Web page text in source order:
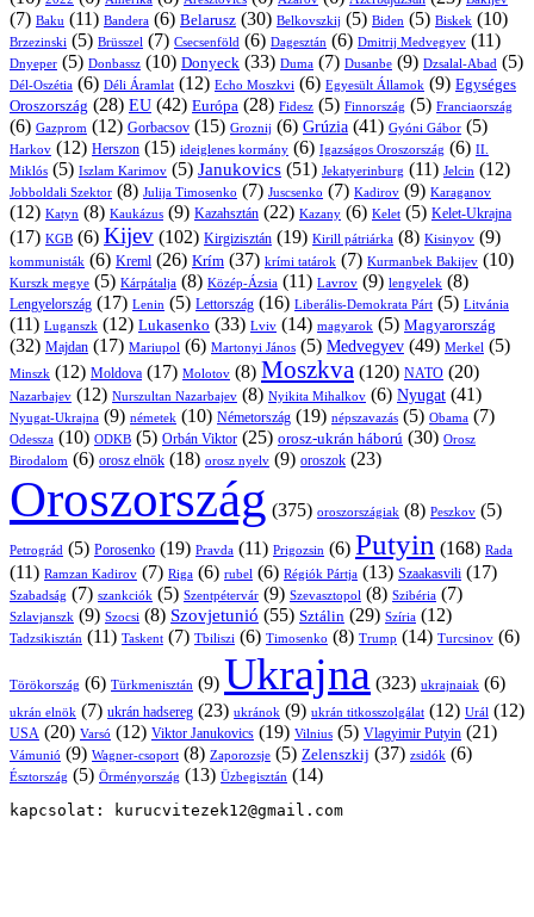
(7) Baku (11) Bandera (6) Belarusz (30) Belkovszkij (5) Biden (5) Biskek (10)
Brzezinski (5) Brüsszel (7) Csecsenföld (6) Dagesztán (6) Dmitrij Medvegyev (11)
Dnyeper (5) Donbassz (10) Donyeck (33) Duma (7) Dusanbe (9) Dzsalal-Abad (5)
Dél-Oszétia (6) Déli Áramlat (12) Echo Moszkvi (6) Egyesült Államok (9) Egységes
Oroszország (28) EU (42) Európa (28) Fidesz (5) Finnország (5) Franciaország
(6) Gazprom (12) Gorbacsov (15) Groznij (6) Grúzia (41) Gyóni Gábor (5)
Harkov (12) Herszon (15) ideiglenes kormány (6) Igazságos Oroszország (6) II.
Miklós (5) Iszlam Karimov (5) Janukovics (51) Jekatyerinburg (11) Jelcin (12)
Jobboldali Szektor (8) Julija Timosenko (7) Juscsenko (7) Kadirov (9) Karaganov
(12) Katyn (8) Kaukázus (9) Kazahsztán (22) Kazany (6) Kelet (5) Kelet-Ukrajna
(17) KGB (6) Kijev (102) Kirgizisztán (19) Kirill pátriárka (8) Kisinyov (9)
kommunisták (6) Kreml (26) Krím (37) krími tatárok (7) Kurmanbek Bakijev (10)
Kurszk megye (5) Kárpátalja (8) Közép-Ázsia (11) Lavrov (9) lengyelek (8)
Lengyelország (17) Lenin (5) Lettország (16) Liberális-Demokrata Párt (5) Litvánia
(11) Luganszk (12) Lukasenko (33) Lviv (14) magyarok (5) Magyarország
(32) Majdan (17) Mariupol (6) Martonyi János (5) Medvegyev (49) Merkel (5)
Minszk (12) Moldova (17) Molotov (8) Moszkva (120) NATO (20)
Nazarbajev (12) Nurszultan Nazarbajev (8) Nyikita Mihalkov (6) Nyugat (41)
Nyugat-Ukrajna (9) németek (10) Németország (19) népszavazás (5) Obama (7)
Odessza (10) ODKB (5) Orbán Viktor (25) orosz-ukrán háború (30) Orosz
Birodalom (6) orosz elnök (18) orosz nyelv (9) oroszok (23)
Oroszország (375) oroszországiak (8) Peszkov (5)
Petrográd (5) Porosenko (19) Pravda (11) Prigozsin (6) Putyin (168) Rada
(11) Ramzan Kadirov (7) Riga (6) rubel (6) Régiók Pártja (13) Szaakasvili (17)
Szabadság (7) szankciók (5) Szentpétervár (9) Szevasztopol (8) Szibéria (7)
Szlavjanszk (9) Szocsi (8) Szovjetunió (55) Sztálin (29) Szíria (12)
Tadzsikisztán (11) Taskent (7) Tbiliszi (6) Timosenko (8) Trump (14) Turcsinov (6)
Törökország (6) Türkmenisztán (9) Ukrajna (323) ukrajnaiak (6)
ukrán elnök (7) ukrán hadsereg (23) ukránok (9) ukrán titkosszolgálat (12) Urál (12)
USA (20) Varsó (12) Viktor Janukovics (19) Vilnius (5) Vlagyimir Putyin (21)
Vámunió (9) Wagner-csoport (8) Zaporozsje (5) Zelenszkij (37) zsidók (6)
Észtország (5) Örményország (13) Üzbegisztán (14)
kapcsolat: kurucvitezek12@gmail.com